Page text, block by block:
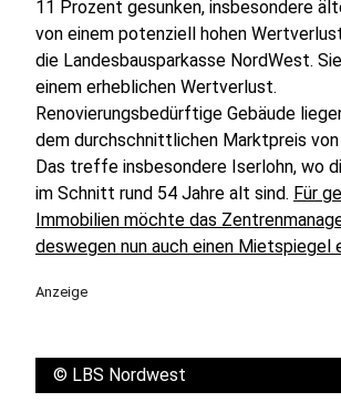
11 Prozent gesunken, insbesondere
von einem potenziell hohen
die Landesbausparkasse NordWest.
einem erheblichen Wertverlust.
Renovierungsbedürftige Gebäude
dem durchschnittlichen Marktpreis von
Das treffe insbesondere Iserlohn, wo
im Schnitt rund 54 Jahre alt sind. Für
Immobilien möchte das
deswegen nun auch einen Mietspiegel
Anzeige
© LBS Nordwest